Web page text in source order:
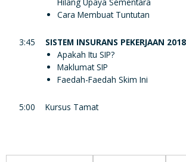
Cara Membuat Tuntutan
3:45
SISTEM INSURANS PEKERJAAN
Apakah Itu SIP?
Maklumat SIP
Faedah-Faedah Skim Ini
5:00 Kursus Tamat